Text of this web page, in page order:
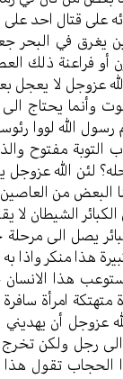
على قتال احد
يغرق في البحر
فراعنة ذلك
عزوجل لا يعجل
يحتاج الى
رسول الله لووا
باب التوبة
لئن الله
البعض من
الشيطان
يصل الى
هذا منكر واذا به
يستوعب هذا
متهتكة امرأة
عزوجل أن
رجل ولكن
الحجاب تقول